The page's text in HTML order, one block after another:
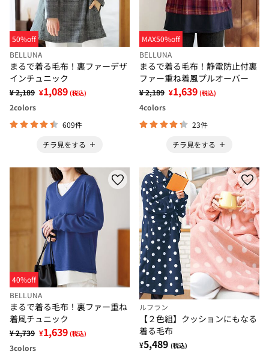
50%off
BELLUNA
まるで着る毛布！裏ファーデザ
インチュニック
¥ 2,189 ¥1,089 (税込)
2colors
609件
チラ見をする
MAX50%off
BELLUNA
まるで着る毛布！静電防止付裏
ファー重ね着風プルオーバー
¥ 2,189 ¥1,639 (税込)
4colors
23件
チラ見をする
40%off
BELLUNA
まるで着る毛布！裏ファー重ね
着風チュニック
¥ 2,739 ¥1,639 (税込)
3colors
ルフラン
【２色組】クッションにもなる
着る毛布
¥5,489 (税込)